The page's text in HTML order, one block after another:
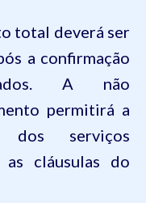
total deverá ser
a confirmação
A não
permitirá a
dos serviços
as cláusulas do